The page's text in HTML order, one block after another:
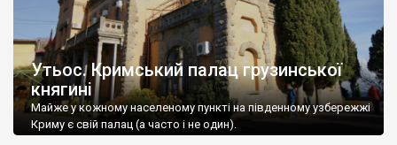
Утьос. Кримський палац грузинської
княгині
Майже у кожному населеному пункті на південному узбережжі
Криму є свій палац (а часто і не один).